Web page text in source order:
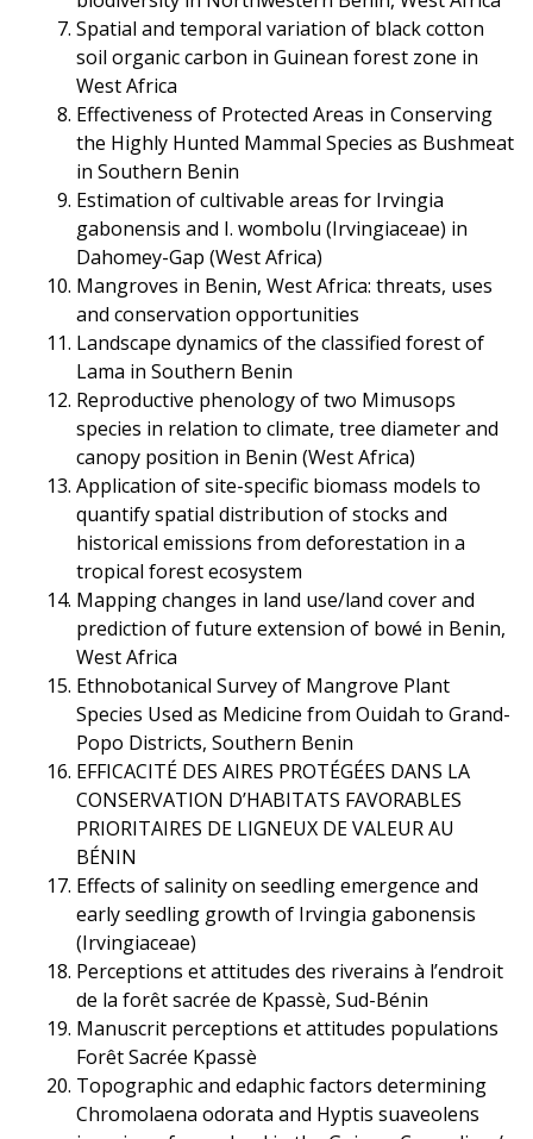
Spatial and temporal variation of black cotton
soil organic carbon in Guinean forest zone in
West Africa
Effectiveness of Protected Areas in Conserving
the Highly Hunted Mammal Species as Bushmeat
in Southern Benin
Estimation of cultivable areas for Irvingia
gabonensis and I. wombolu (Irvingiaceae) in
Dahomey-Gap (West Africa)
Mangroves in Benin, West Africa: threats, uses
and conservation opportunities
Landscape dynamics of the classified forest of
Lama in Southern Benin
Reproductive phenology of two Mimusops
species in relation to climate, tree diameter and
canopy position in Benin (West Africa)
Application of site-specific biomass models to
quantify spatial distribution of stocks and
historical emissions from deforestation in a
tropical forest ecosystem
Mapping changes in land use/land cover and
prediction of future extension of bowé in Benin,
West Africa
Ethnobotanical Survey of Mangrove Plant
Species Used as Medicine from Ouidah to Grand-
Popo Districts, Southern Benin
EFFICACITÉ DES AIRES PROTÉGÉES DANS LA
CONSERVATION D’HABITATS FAVORABLES
PRIORITAIRES DE LIGNEUX DE VALEUR AU
BÉNIN
Effects of salinity on seedling emergence and
early seedling growth of Irvingia gabonensis
(Irvingiaceae)
Perceptions et attitudes des riverains à l’endroit
de la forêt sacrée de Kpassè, Sud-Bénin
Manuscrit perceptions et attitudes populations
Forêt Sacrée Kpassè
Topographic and edaphic factors determining
Chromolaena odorata and Hyptis suaveolens